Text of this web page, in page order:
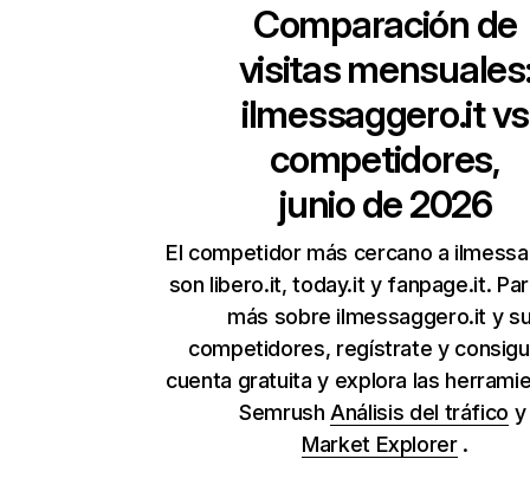
Comparación de
visitas
ilmessaggero.itvs
competidores,
junio de 2026
El competidor más cercano a
son libero.it, today.it y fanpage.it.
más sobre ilmessaggero.it y
competidores, regístrate y
cuenta gratuita y explora las
Semrush Análisis del tráfico y
Market Explorer.